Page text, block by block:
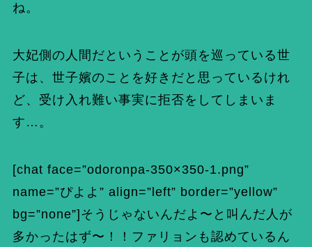
ね。
大妃側の人間だということが頭を巡っている世
子は、世子嬪のことを好きだと思っているけれ
ど、受け入れ難い事実に拒否をしてしまいま
す…。
[chat face=”odoronpa-350×350-1.png”
name=”ぴよよ” align=”left” border=”yellow”
bg=”none”]そうじゃないんだよ〜と叫んだ人が
多かったはず〜！！ファリョンも認めているん